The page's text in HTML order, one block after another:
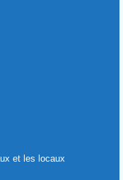
et les locaux